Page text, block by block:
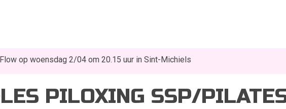
op woensdag 2/04 om 20.15 uur in Sint-Michiels
PILOXING SSP/